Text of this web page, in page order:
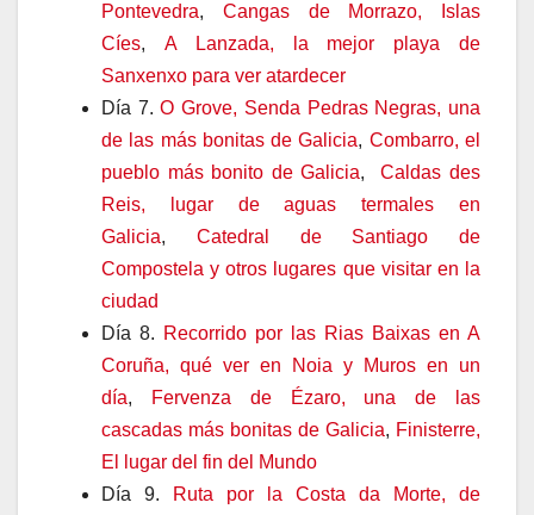
Pontevedra, Cangas de Morrazo, Islas
Cíes, A Lanzada, la mejor playa de
Sanxenxo para ver atardecer
Día 7.O Grove, Senda Pedras Negras, una
de las más bonitas de Galicia, Combarro, el
pueblo más bonito de Galicia,Caldas des
Reis, lugar de aguas termales en
Galicia, Catedral de Santiago de
Compostela y otros lugares que visitar en la
ciudad
Día 8. Recorrido por las Rias Baixas en A
Coruña, qué ver en Noia y Muros en un
día,
Fervenza de Ézaro, una de las
cascadas más bonitas de Galicia, Finisterre,
El lugar del fin del Mundo
Día 9.
Ruta por la Costa da Morte, de